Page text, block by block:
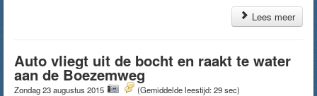
Lees meer
Auto vliegt uit de bocht en raakt te water
aan de Boezemweg
Zondag 23 augustus 2015 (Gemiddelde leestijd: 29 sec)